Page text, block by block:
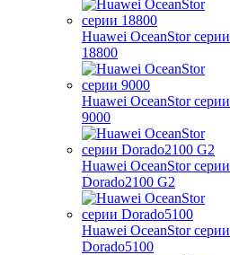
Huawei OceanStor серии
18800
Huawei OceanStor серии
9000
Huawei OceanStor серии
Dorado2100 G2
Huawei OceanStor серии
Dorado5100